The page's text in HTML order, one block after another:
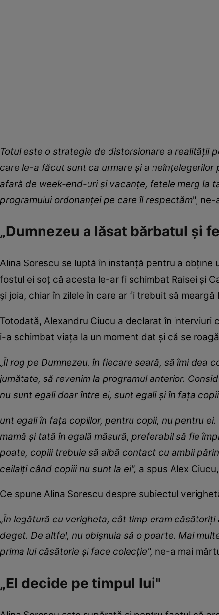
Totul este o strategie de distorsionare a realității
care le-a făcut sunt ca urmare și a
afară de week-end-uri și vacanțe, fetele merg la
programului ordonanței pe care îl respectăm", ne-
„Dumnezeu a lăsat bărbatul și
Alina Sorescu se luptă în instanță pentru a
fostul ei soț că acesta le-ar fi schimbat Raisei și
și joia, chiar în zilele în care ar fi trebuit să meargă
Totodată, Alexandru Ciucu a declarat în
i-a schimbat viața la un moment dat și că se
„Îl rog pe Dumnezeu, în fiecare seară, să îmi dea
jumătate, să revenim la programul anterior.
nu sunt egali doar între ei, sunt egali și în fața
unt egali în fața copiilor, pentru copii, nu pentru
mamă și tată în egală măsură, preferabil să fie
poate, copiii trebuie să aibă contact cu ambii
ceilalți când copiii nu sunt la ei", a spus Alex
Ce spune Alina Sorescu despre subiectul
„În legătură cu verigheta, cât timp eram
deget. De altfel, nu obișnuia să o poarte. Mai
prima lui căsătorie și face colecție", ne-a mai
„El decide pe timpul lui"